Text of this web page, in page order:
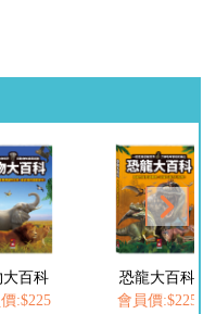
恐龍大百科
會員價:$225
會員價